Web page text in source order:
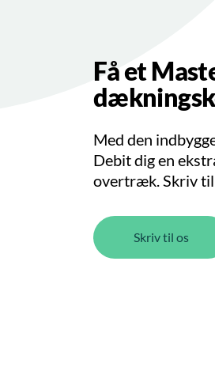
Få et
Med den
Debit dig en
overtræk. Skriv til
Skriv til os